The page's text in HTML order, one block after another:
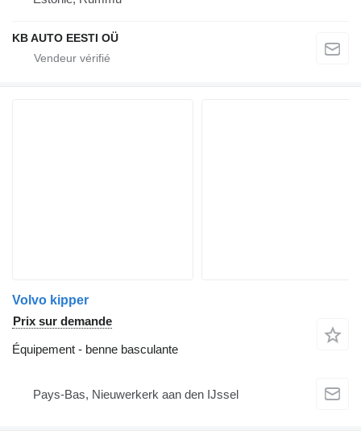
KB AUTO EESTI OÜ
Volvo kipper
Prix sur demande
Équipement - benne basculante
Pays-Bas, Nieuwerkerk aan den IJssel